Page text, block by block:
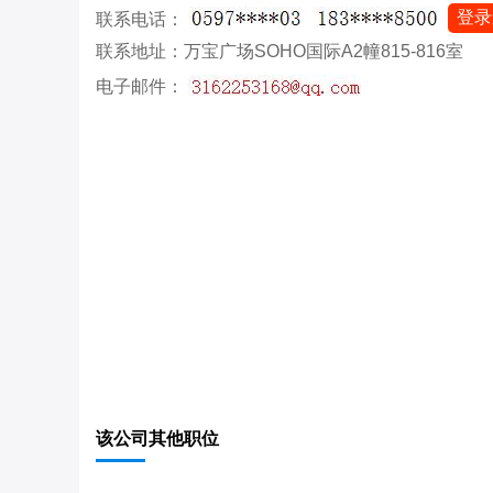
联系电话：
登
联系地址：万宝广场SOHO国际A2幢815-816室
电子邮件：
该公司其他职位